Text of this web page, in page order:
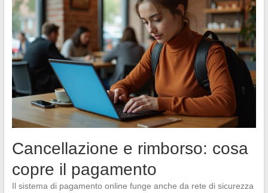
Cancellazione e rimborso: cosa
copre il pagamento
Il sistema di pagamento online funge anche da rete di sicurezza